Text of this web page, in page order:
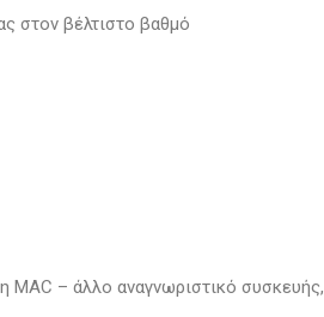
στον βέλτιστο βαθμό
MAC – άλλο αναγνωριστικό συσκευής,